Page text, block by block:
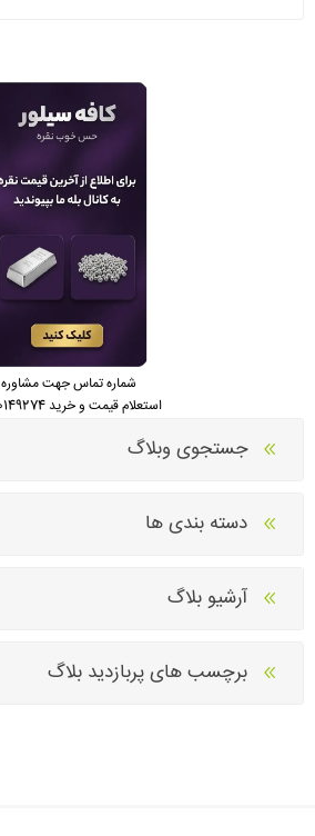
شماره تماس جهت مشاوره
استعلام قیمت و خرید 09120149274
جستجوی وبلاگ
دسته بندی ها
آرشیو بلاگ
برچسب های پربازدید بلاگ